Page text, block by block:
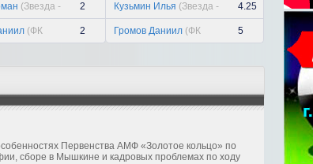
(Звезда -
2
(ФК
2
Кузьмин Илья (Звезда -
BigTech п)
4.25
Громов Даниил (ФК
Судиславль)
5
Первенства АМФ «Золотое кольцо» по
сборе в Мышкине и кадровых проблемах по ходу